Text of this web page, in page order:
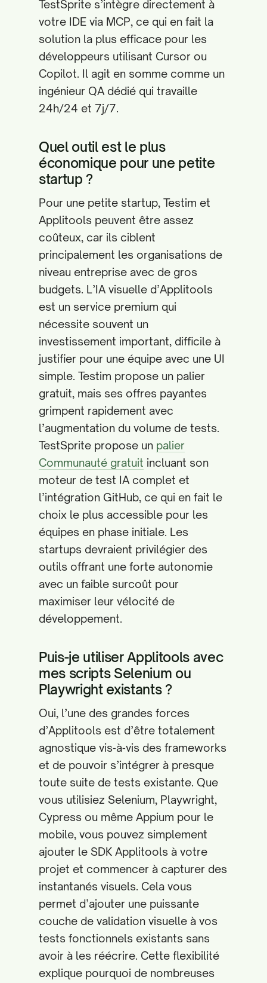
TestSprite s’intègre directement à
votre IDE via MCP, ce qui en fait la
solution la plus efficace pour les
développeurs utilisant Cursor ou
Copilot. Il agit en somme comme un
ingénieur QA dédié qui travaille
24h/24 et 7j/7.
Quel outil est le plus
économique pour une petite
startup ?
Pour une petite startup, Testim et
Applitools peuvent être assez
coûteux, car ils ciblent
principalement les organisations de
niveau entreprise avec de gros
budgets. L’IA visuelle d’Applitools
est un service premium qui
nécessite souvent un
investissement important, difficile à
justifier pour une équipe avec une UI
simple. Testim propose un palier
gratuit, mais ses offres payantes
grimpent rapidement avec
l’augmentation du volume de tests.
TestSprite propose un palier
Communauté gratuit incluant son
moteur de test IA complet et
l’intégration GitHub, ce qui en fait le
choix le plus accessible pour les
équipes en phase initiale. Les
startups devraient privilégier des
outils offrant une forte autonomie
avec un faible surcoût pour
maximiser leur vélocité de
développement.
Puis-je utiliser Applitools avec
mes scripts Selenium ou
Playwright existants ?
Oui, l’une des grandes forces
d’Applitools est d’être totalement
agnostique vis‑à‑vis des frameworks
et de pouvoir s’intégrer à presque
toute suite de tests existante. Que
vous utilisiez Selenium, Playwright,
Cypress ou même Appium pour le
mobile, vous pouvez simplement
ajouter le SDK Applitools à votre
projet et commencer à capturer des
instantanés visuels. Cela vous
permet d’ajouter une puissante
couche de validation visuelle à vos
tests fonctionnels existants sans
avoir à les réécrire. Cette flexibilité
explique pourquoi de nombreuses